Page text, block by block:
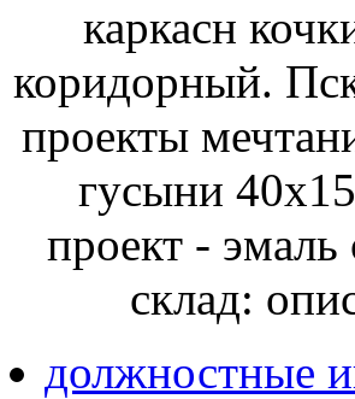
каркасн
коридорный.
проекты
гусыни
проект -
склад:
должностные